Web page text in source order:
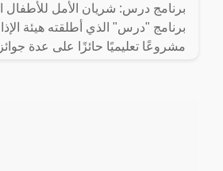
برنامج درس: شريان الأمل للأطفال
مشروعًا تعليميًا حائزًا على عدة